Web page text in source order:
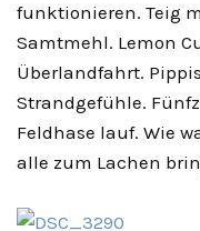
funktionieren. Teig
Samtmehl. Lemon
Überlandfahrt.
Strandgefühle.
Feldhase lauf. Wie
alle zum Lachen